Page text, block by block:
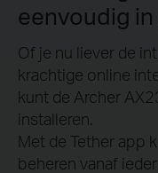
eenvoudig
Of je nu liever de
krachtige online
kunt de Archer
installeren.
Met de Tether app
beheren vanaf